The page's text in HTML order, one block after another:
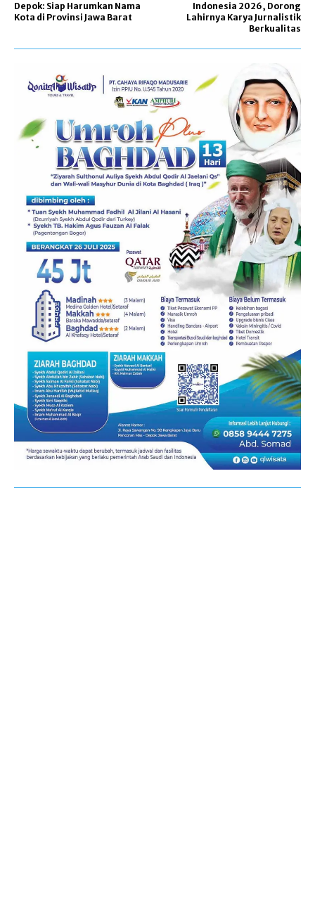
Depok: Siap Harumkan Nama
Kota di Provinsi Jawa Barat
Indonesia 2026, Dorong
Lahirnya Karya Jurnalistik
Berkualitas